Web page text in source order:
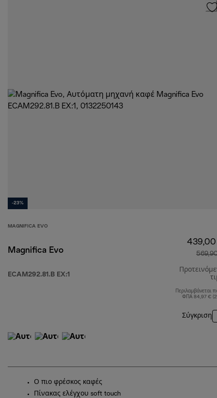
-23%
MAGNIFICA EVO
Magnifica Evo
ECAM292.81.B EX:1
Περιλαμβάνεται
ΦΠΑ 84,97 €
Σύγκριση
Ο πιο φρέσκος καφές
Πίνακας ελέγχου soft touch